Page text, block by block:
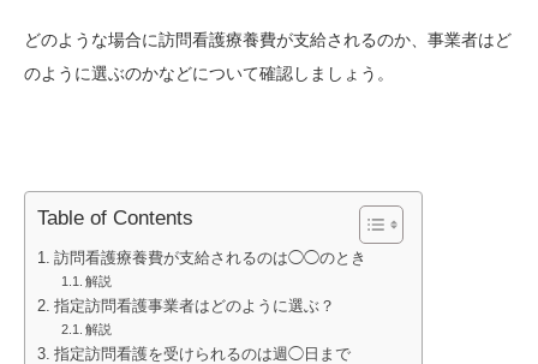
どのような場合に訪問看護療養費が支給されるのか、事業者はど
のように選ぶのかなどについて確認しましょう。
Table of Contents
訪問看護療養費が支給されるのは◯◯のとき
解説
指定訪問看護事業者はどのように選ぶ？
解説
指定訪問看護を受けられるのは週◯日まで